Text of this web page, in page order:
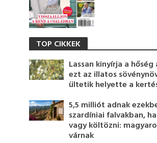
TOP CIKKEK
Lassan kinyírja a
ezt az illatos
ültetik helyette a
5,5 milliót adnak
szardíniai falvakban,
vagy költözni:
várnak